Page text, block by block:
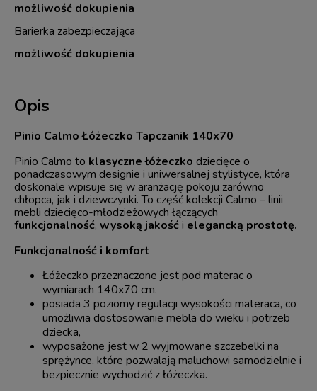
Opis
Pinio Calmo Łóżeczko Tapczanik 140x70
Pinio Calmo to klasyczne łóżeczko dziecięce o
ponadczasowym designie i uniwersalnej stylistyce, która
doskonale wpisuje się w aranżację pokoju zarówno
chłopca, jak i dziewczynki. To część kolekcji Calmo – linii
mebli dziecięco-młodzieżowych łączących
funkcjonalność, wysoką jakośći elegancką prostotę.
Funkcjonalność i komfort
Łóżeczko przeznaczone jest pod materac o
wymiarach 140x70 cm.
posiada 3 poziomy regulacji wysokości materaca, co
umożliwia dostosowanie mebla do wieku i potrzeb
dziecka,
wyposażone jest w 2 wyjmowane szczebelki na
sprężynce, które pozwalają maluchowi samodzielnie i
bezpiecznie wychodzić z łóżeczka.
możliwość dokupienia
Barierka zabezpieczająca
możliwość dokupienia